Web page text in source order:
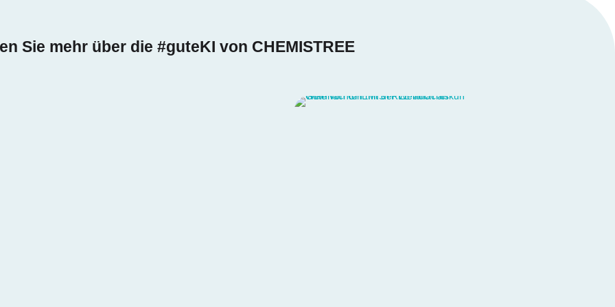
Sie mehr über die #guteKI von CHEMISTREE